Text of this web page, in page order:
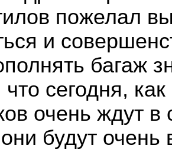
пожелал
и
багаж
сегодня,
очень ждут
будут